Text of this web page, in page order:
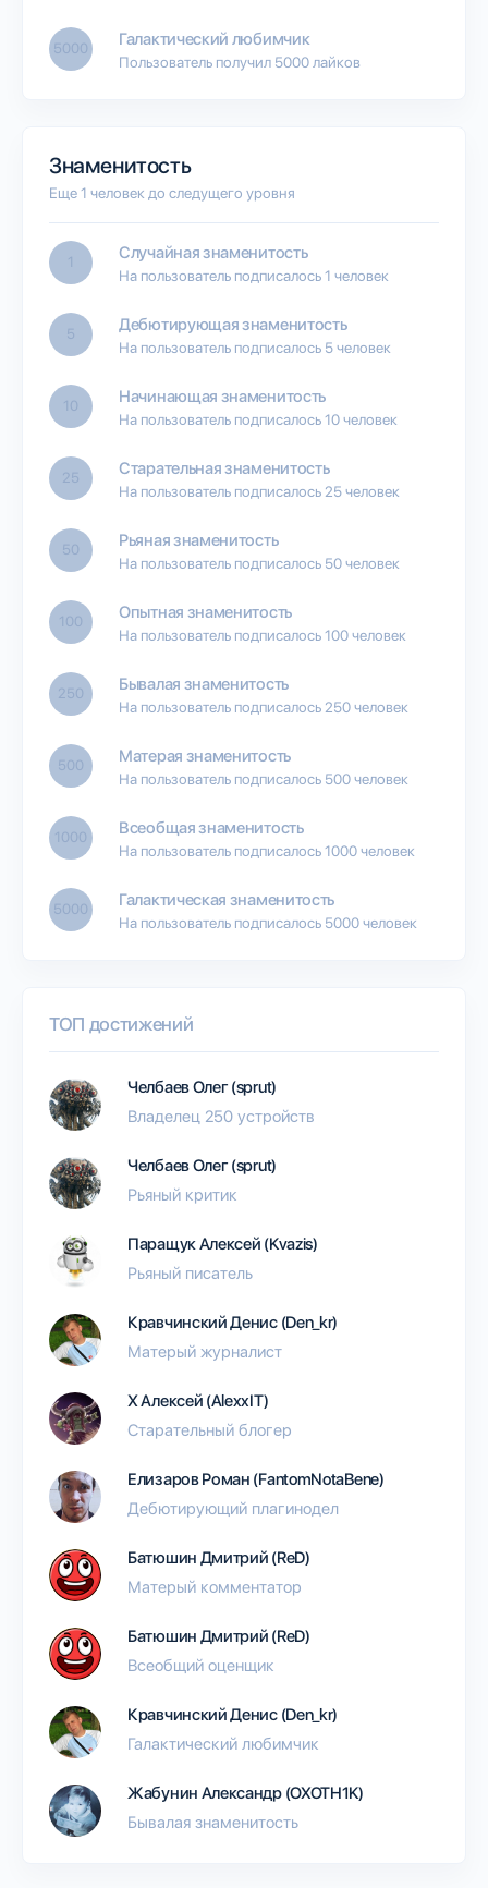
5000 Галактический любимчик
Пользователь получил 5000 лайков
Знаменитость
Еще 1 человек до следущего уровня
1 Случайная знаменитость
На пользователь подписалось 1 человек
5 Дебютирующая знаменитость
На пользователь подписалось 5 человек
10 Начинающая знаменитость
На пользователь подписалось 10 человек
25 Старательная знаменитость
На пользователь подписалось 25 человек
50 Рьяная знаменитость
На пользователь подписалось 50 человек
100 Опытная знаменитость
На пользователь подписалось 100 человек
250 Бывалая знаменитость
На пользователь подписалось 250 человек
500 Матерая знаменитость
На пользователь подписалось 500 человек
1000 Всеобщая знаменитость
На пользователь подписалось 1000 человек
5000 Галактическая знаменитость
На пользователь подписалось 5000 человек
ТОП достижений
Челбаев Олег (sprut)
Владелец 250 устройств
Челбаев Олег (sprut)
Рьяный критик
Паращук Алексей (Kvazis)
Рьяный писатель
Кравчинский Денис (Den_kr)
Матерый журналист
Х Алексей (AlexxIT)
Старательный блогер
Елизаров Роман (FantomNotaBene)
Дебютирующий плагинодел
Батюшин Дмитрий (ReD)
Матерый комментатор
Батюшин Дмитрий (ReD)
Всеобщий оценщик
Кравчинский Денис (Den_kr)
Галактический любимчик
Жабунин Александр (OXOTH1K)
Бывалая знаменитость